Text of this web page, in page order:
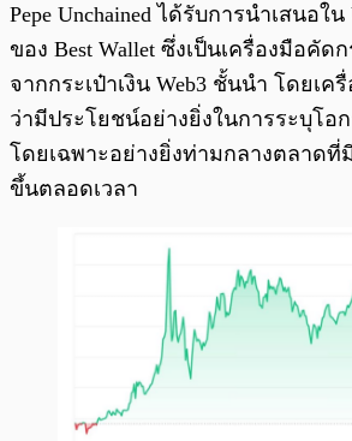
Pepe Unchained ได้รับการนำเสนอใน
ของ Best Wallet ซึ่งเป็นเครื่องมือคัด
จากกระเป๋าเงิน Web3 ชั้นนำ โดยเ
ว่ามีประโยชน์อย่างยิ่งในการระบุโ
โดยเฉพาะอย่างยิ่งท่ามกลางตลาดที่
ขึ้นตลอดเวลา